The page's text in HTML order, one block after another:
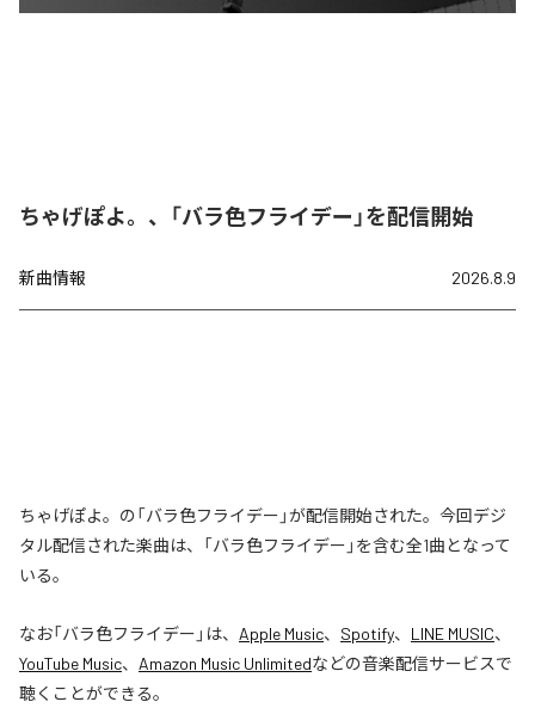
ちゃげぽよ。、「バラ色フライデー」を配信開始
新曲情報 2026.8.9
ちゃげぽよ。の「バラ色フライデー」が配信開始された。今回デジ
タル配信された楽曲は、「バラ色フライデー」を含む全1曲となって
いる。
なお「バラ色フライデー 」は、 Apple Music、 Spotify、 LINE MUSIC、
YouTube Music、 Amazon Music Unlimitedなどの音楽配信サービスで
聴くことができる。